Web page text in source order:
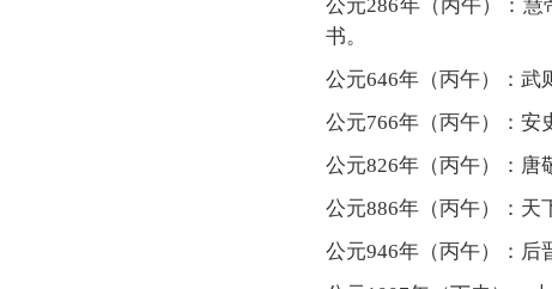
公元286年（丙午）：
书。
公元646年（丙午）：武
公元766年（丙午）：安
公元826年（丙午）：唐
公元886年（丙午）：天
公元946年（丙午）：后